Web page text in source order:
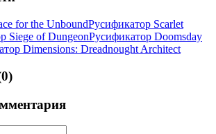
for the UnboundРусификатор Scarlet
Siege of DungeonРусификатор Doomsday
Dimensions: Dreadnought Architect